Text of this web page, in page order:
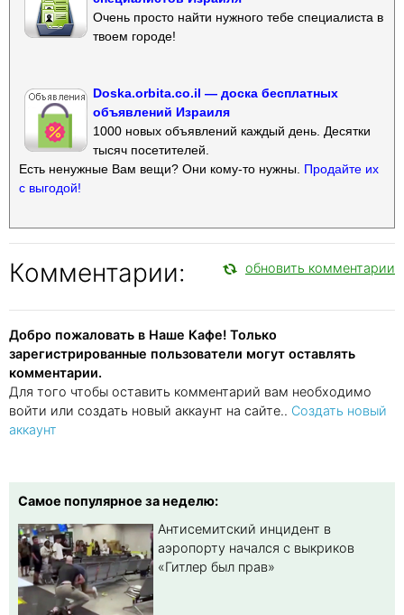
Очень просто найти нужного тебе специалиста в
твоем городе!
Doska.orbita.co.il — доска бесплатных
объявлений Израиля
1000 новых объявлений каждый день. Десятки
тысяч посетителей.
Есть ненужные Вам вещи? Они кому-то нужны. Продайте их
с выгодой!
Комментарии: обновить комментарии
Добро пожаловать в Наше Кафе! Только
зарегистрированные пользователи могут оставлять
комментарии.
Для того чтобы оставить комментарий вам необходимо
войти или создать новый аккаунт на сайте.. Создать новый
аккаунт
Самое популярное за неделю:
Антисемитский инцидент в
аэропорту начался с выкриков
«Гитлер был прав»